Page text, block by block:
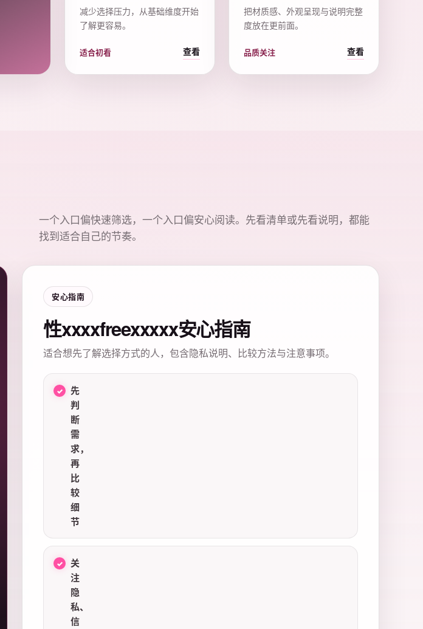
减少选择压力，从基础维度开始
了解更容易。
适合初看 查看
把材质感、外观呈现与说明完整
度放在更前面。
品质关注 查看
一个入口偏快速筛选，一个入口偏安心阅读。先看清单或先看说明，都能
找到适合自己的节奏。
安心指南
性xxxxfreexxxxx安心指南
适合想先了解选择方式的人，包含隐私说明、比较方法与注意事项。
先
判
断
需
求，
再
比
较
细
节
关
注
隐
私、
信